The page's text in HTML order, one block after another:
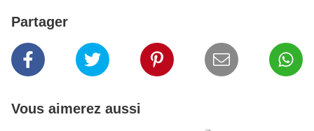
Partager
Vous aimerez aussi